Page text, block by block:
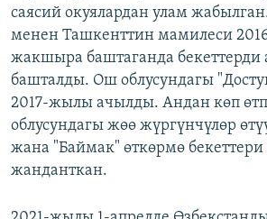
саясий окуялардан улам
менен Ташкенттин мамилеси
жакшыра баштаганда бекеттерди
башталды. Ош облусундагы
2017-жылы ачылды. Андан көп
облусундагы жөө жүргүнчүлөр
жана "Баймак" өткөрмө
жанданткан.